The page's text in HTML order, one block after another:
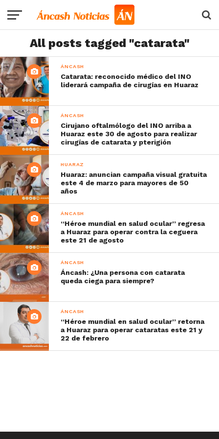
All posts tagged "catarata"
ÁNCASH
Catarata: reconocido médico del INO
liderará campaña de cirugías en Huaraz
ÁNCASH
Cirujano oftalmólogo del INO arriba a
Huaraz este 30 de agosto para realizar
cirugías de catarata y pterigión
HUARAZ
Huaraz: anuncian campaña visual gratuita
este 4 de marzo para mayores de 50
años
ÁNCASH
“Héroe mundial en salud ocular” regresa
a Huaraz para operar contra la ceguera
este 21 de agosto
ÁNCASH
Áncash: ¿Una persona con catarata
queda ciega para siempre?
ÁNCASH
“Héroe mundial en salud ocular” retorna
a Huaraz para operar cataratas este 21 y
22 de febrero